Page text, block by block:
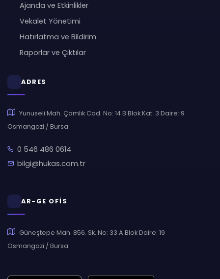
Ajanda ve Etkinlikler
Vekalet Yönetimi
Hatırlatma ve Bildirim
Raporlar ve Çıktılar
ADRES
Yunuseli Mah. Çamlık Cad. No: 14 B Blok Kat: 3 Daire: 9
Osmangazi / Bursa
0 546 486 0614
bilgi@hukas.com.tr
AR-GE OFİS
Güneştepe Mah. 856. Sk. No: 33 A Blok Daire: 19
Osmangazi / Bursa